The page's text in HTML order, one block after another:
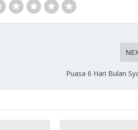
Puasa 6 Hari Bulan